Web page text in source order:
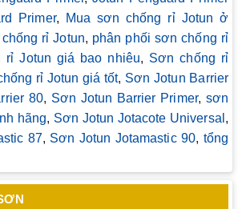
Primer,
Mua sơn chống rỉ Jotun ở
rỉ Jotun, phân phối sơn chống rỉ
rỉ Jotun giá bao nhiêu, Sơn chống rỉ
rỉ Jotun giá tốt, Sơn Jotun Barrier
80, Sơn Jotun Barrier Primer, sơn
hãng, Sơn Jotun Jotacote Universal ,
87, Sơn Jotun Jotamastic 90, tổng